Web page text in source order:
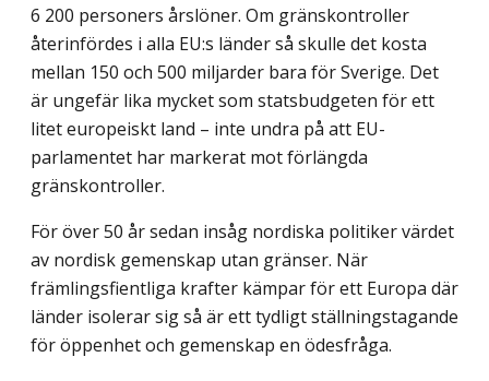
6 200 personers årslöner. Om gränskontroller
återinfördes i alla EU:s länder så skulle det kosta
mellan 150 och 500 miljarder bara för Sverige. Det
är ungefär lika mycket som statsbudgeten för ett
litet europeiskt land – inte undra på att EU-
parlamentet har markerat mot förlängda
gränskontroller.
För över 50 år sedan insåg nordiska politiker värdet
av nordisk gemenskap utan gränser. När
främlingsfientliga krafter kämpar för ett Europa där
länder isolerar sig så är ett tydligt ställningstagande
för öppenhet och gemenskap en ödesfråga.